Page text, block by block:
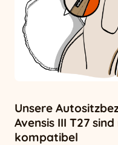
Unsere
Avensis III T27
kompatibel